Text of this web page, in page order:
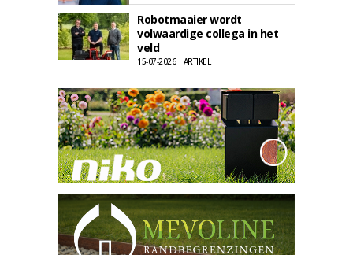
Robotmaaier wordt
volwaardige collega in het
veld
15-07-2026 | ARTIKEL